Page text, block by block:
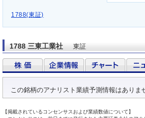
1788(東証)
1788 三東工業社 東証